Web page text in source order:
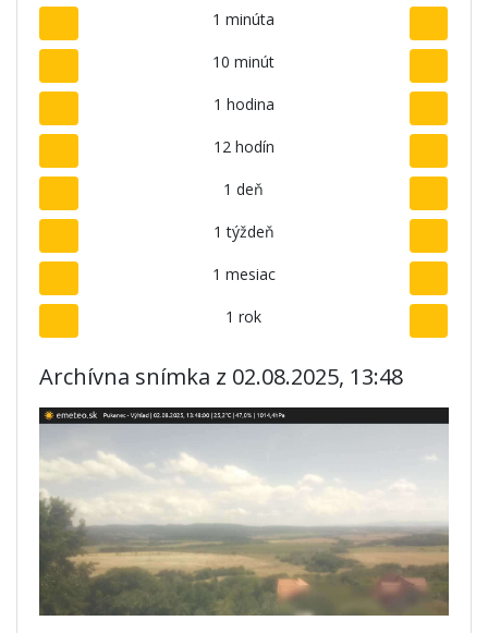
1 minúta
10 minút
1 hodina
12 hodín
1 deň
1 týždeň
1 mesiac
1 rok
Archívna snímka z 02.08.2025, 13:48